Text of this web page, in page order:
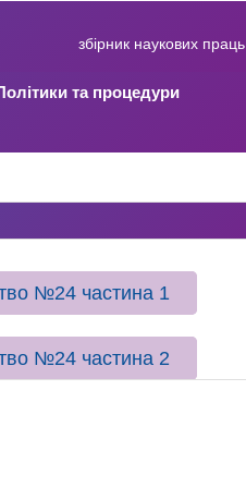
збірник наукових праць
та процедури
№24 частина 1
№24 частина 2